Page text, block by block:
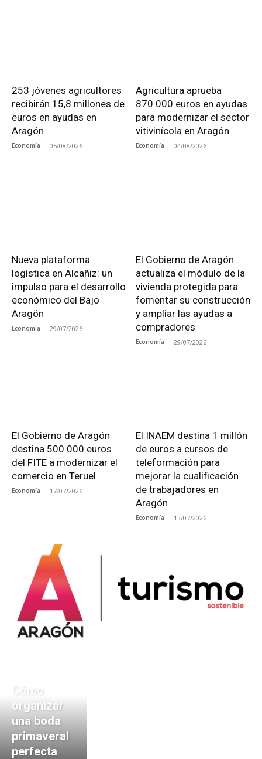
253 jóvenes agricultores
recibirán 15,8 millones de
euros en ayudas en
Aragón
Economía 05/08/2026
Agricultura aprueba
870.000 euros en ayudas
para modernizar el sector
vitivinícola en Aragón
Economía 04/08/2026
Nueva plataforma
logística en Alcañiz: un
impulso para el desarrollo
económico del Bajo
Aragón
Economía 29/07/2026
El Gobierno de Aragón
actualiza el módulo de la
vivienda protegida para
fomentar su construcción
y ampliar las ayudas a
compradores
Economía 29/07/2026
El Gobierno de Aragón
destina 500.000 euros
del FITE a modernizar el
comercio en Teruel
Economía 17/07/2026
El INAEM destina 1 millón
de euros a cursos de
teleformación para
mejorar la cualificación
de trabajadores en
Aragón
Economía 13/07/2026
Cómo
organizar
una boda
primaveral
perfecta